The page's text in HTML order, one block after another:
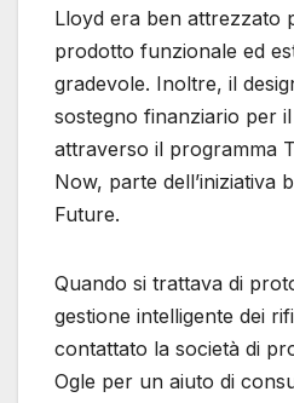
Lloyd era ben attrezzato
prodotto funzionale ed
gradevole. Inoltre, il
sostegno finanziario per
attraverso il programma
Now, parte dell’iniziativa
Future.
Quando si trattava di
gestione intelligente dei
contattato la società di
Ogle per un aiuto di